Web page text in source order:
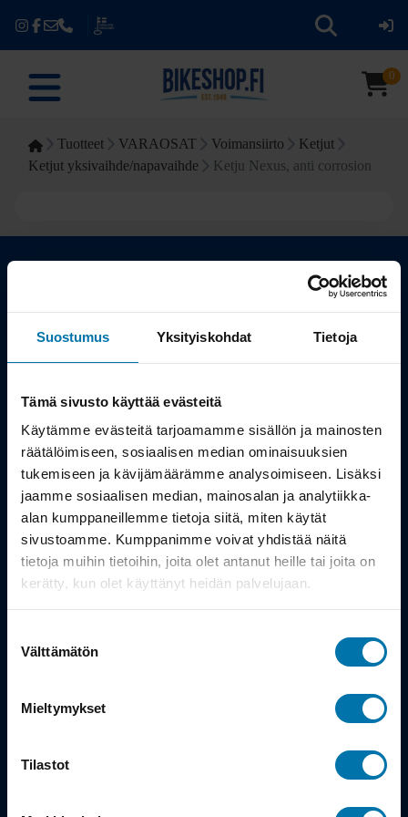
Suostumus Yksityiskohdat Tietoja
Tämä sivusto käyttää evästeitä
Käytämme evästeitä tarjoamamme sisällön ja mainosten
räätälöimiseen, sosiaalisen median ominaisuuksien
tukemiseen ja kävijämäärämme analysoimiseen. Lisäksi
jaamme sosiaalisen median, mainosalan ja analytiikka-
alan kumppaneillemme tietoja siitä, miten käytät
sivustoamme. Kumppanimme voivat yhdistää näitä
tietoja muihin tietoihin, joita olet antanut heille tai joita on
kerätty, kun olet käyttänyt heidän palvelujaan.
valinta
Välttämätön
Mieltymykset
Tilastot
0
Tuotteet VARAOSAT Voimansiirto
Ketjut
Ketjut yksivaihde/napavaihde
Ketju Nexus, anti corrosion
Kauppa
Työsuhdepyörä
Info
Toimitus
Takuu ja palautukset